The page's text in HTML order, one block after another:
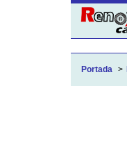
Portada